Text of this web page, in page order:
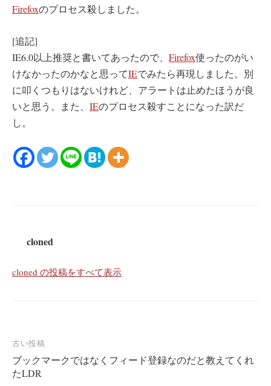
Firefoxのプロセス殺しました。
[追記]
IE6.0以上推奨と書いてあったので、 Firefox使ったのがい
けなかったのかなと思ってIEでみたら再現しました。別
に叩くつもりはないけれど、アラートは止めたほうが良
いと思う。また、 IEのプロセス殺すことになった訳だ
し。
cloned
cloned の投稿をすべて表示
投
稿
古い投稿
ブックマークではなくフィード登録なのだと教えてくれ
たLDR